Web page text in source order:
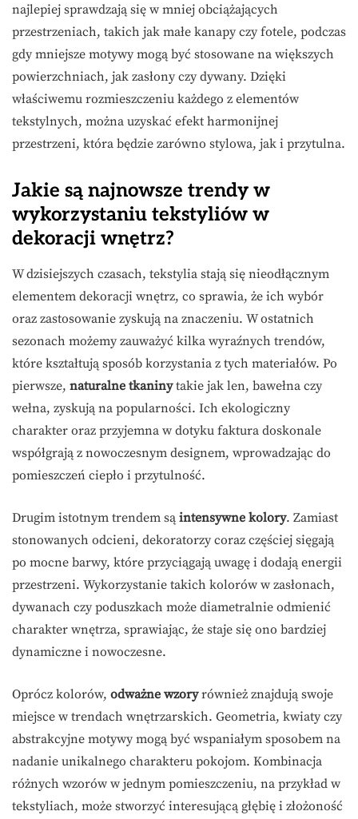
najlepiej sprawdzają się w mniej obciążających
przestrzeniach, takich jak małe kanapy czy fotele, podczas
gdy mniejsze motywy mogą być stosowane na większych
powierzchniach, jak zasłony czy dywany. Dzięki
właściwemu rozmieszczeniu każdego z elementów
tekstylnych, można uzyskać efekt harmonijnej
przestrzeni, która będzie zarówno stylowa, jak i przytulna.
Jakie są najnowsze trendy w
wykorzystaniu tekstyliów w
dekoracji wnętrz?
W dzisiejszych czasach, tekstylia stają się nieodłącznym
elementem dekoracji wnętrz, co sprawia, że ich wybór
oraz zastosowanie zyskują na znaczeniu. W ostatnich
sezonach możemy zauważyć kilka wyraźnych trendów,
które kształtują sposób korzystania z tych materiałów. Po
pierwsze, naturalne tkaninytakie jak len, bawełna czy
wełna, zyskują na popularności. Ich ekologiczny
charakter oraz przyjemna w dotyku faktura doskonale
współgrają z nowoczesnym designem, wprowadzając do
pomieszczeń ciepło i przytulność.
Drugim istotnym trendem są intensywne kolory. Zamiast
stonowanych odcieni, dekoratorzy coraz częściej sięgają
po mocne barwy, które przyciągają uwagę i dodają energii
przestrzeni. Wykorzystanie takich kolorów w zasłonach,
dywanach czy poduszkach może diametralnie odmienić
charakter wnętrza, sprawiając, że staje się ono bardziej
dynamiczne i nowoczesne.
Oprócz kolorów, odważne wzoryrównież znajdują swoje
miejsce w trendach wnętrzarskich. Geometria, kwiaty czy
abstrakcyjne motywy mogą być wspaniałym sposobem na
nadanie unikalnego charakteru pokojom. Kombinacja
różnych wzorów w jednym pomieszczeniu, na przykład w
tekstyliach, może stworzyć interesującą głębię i złożoność